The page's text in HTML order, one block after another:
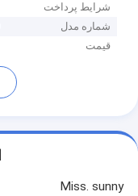
شرایط پرداخت
شماره مدل
قیمت
Miss. sunny